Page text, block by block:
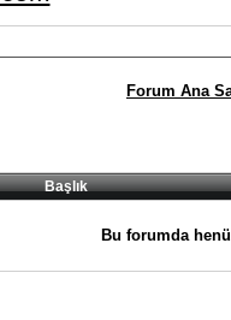
Forum Ana
Başlık
Bu forumda